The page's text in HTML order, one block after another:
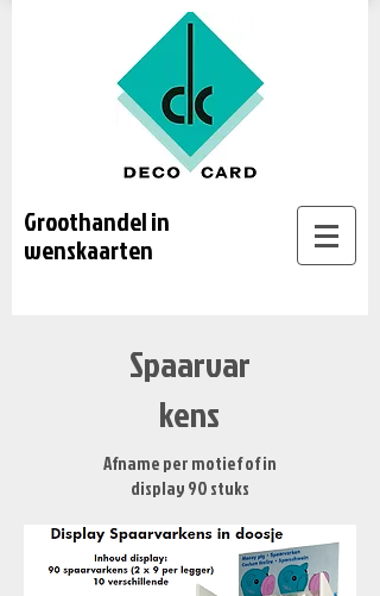
Groothandel in
wenskaarten
Spaarvar
kens
Afname per motief of in
display 90 stuks